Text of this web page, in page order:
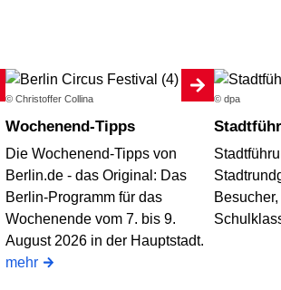
© Christoffer Collina
Wochenend-Tipps
Die Wochenend-Tipps von
Berlin.de - das Original: Das
Berlin-Programm für das
Wochenende vom 7. bis 9.
August 2026 in der Hauptstadt.
mehr
© dpa